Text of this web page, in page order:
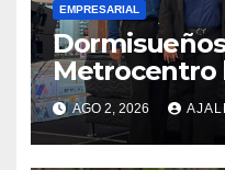
EMPRESARIAL
Metrocentro
modelos
Comfort
calidad en
AGO 2, 2026